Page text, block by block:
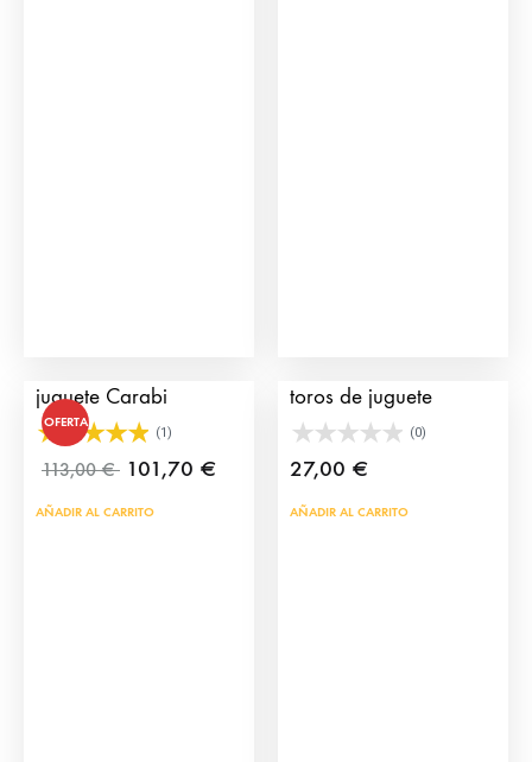
OFERTA
juguete Carabi
(1)
113,00€ 101,70 €
AÑADIR AL CARRITO
toros de juguete
(0)
27,00 €
AÑADIR AL CARRITO